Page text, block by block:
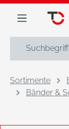
springen
Sortimente
Bänder &